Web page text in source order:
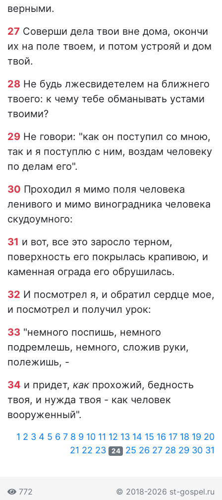
верными.
27 Соверши дела твои вне дома, окончи
их на поле твоем, и потом устрояй и дом
твой.
28 Не будь лжесвидетелем на ближнего
твоего: к чему тебе обманывать устами
твоими?
29 Не говори: "как он поступил со мною,
так и я поступлю с ним, воздам человеку
по делам его".
30 Проходил я мимо поля человека
ленивого и мимо виноградника человека
скудоумного:
31 и вот, все это заросло терном,
поверхность его покрылась крапивою, и
каменная ограда его обрушилась.
32 И посмотрел я, и обратил сердце мое,
и посмотрел и получил урок:
33 "немного поспишь, немного
подремлешь, немного, сложив руки,
полежишь, -
34 и придет, как прохожий, бедность
твоя, и нужда твоя - как человек
вооруженный".
1 2 3 4 5 6 7 8 9 10 11 12 13 14 15 16 17 18 19 20
21 22 23 24 25 26 27 28 29 30 31
772 © 2018-2026 st-gospel.ru